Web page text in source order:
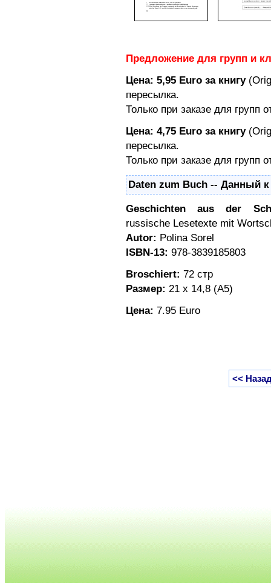
Предложение для групп и
Цена: 5,95 Euro за книгу
пересылка.
Только при заказе для групп
Цена: 4,75 Euro за книгу
пересылка.
Только при заказе для групп
Daten zum Buch -- Данный к
Geschichten aus der
russische Lesetexte mit
Autor: Polina Sorel
ISBN-13: 978-3839185803
Broschiert: 72 стр
Размер: 21 x 14,8 (A5)
Цена: 7.95 Euro
<<